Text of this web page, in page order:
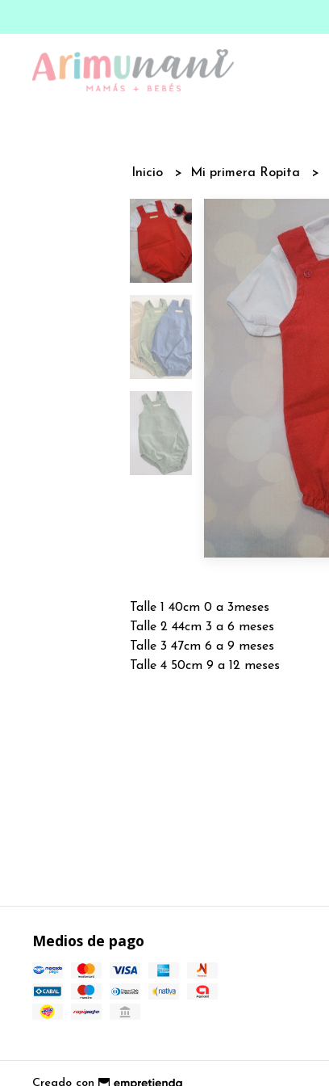
Inicio Mi primera Ropita
Talle 1 40cm 0 a 3meses
Talle 2 44cm 3 a 6 meses
Talle 3 47cm 6 a 9 meses
Talle 4 50cm 9 a 12 meses
Medios de pago
Creado con